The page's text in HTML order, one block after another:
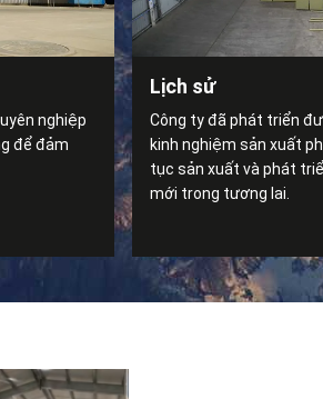
nghiệp
để đảm
Lịch sử
Công ty đã phát triển
kinh nghiệm sản xuất
tục sản xuất và phát
mới trong tương lai.